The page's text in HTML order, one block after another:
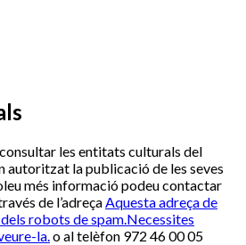
les entitats culturals del
autoritzat la publicació de les seves
més informació podeu contactar
de l’adreçaAquesta adreça de
robots de spam.Necessites
la.o al telèfon 972 46 00 05